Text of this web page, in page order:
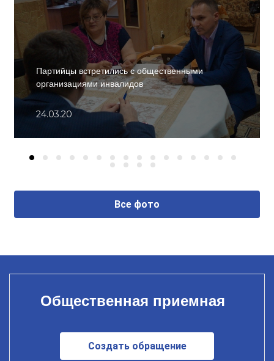
Партийцы встретились с общественными
организациями инвалидов
24.03.20
Все фото
Общественная приемная
Создать обращение